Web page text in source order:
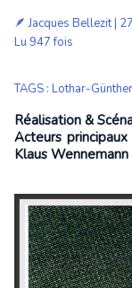
🪶Jacques Bellezit|
Lu 947 fois
TAGS : Lothar-
Réalisation &
Acteurs
Klaus Wennemann